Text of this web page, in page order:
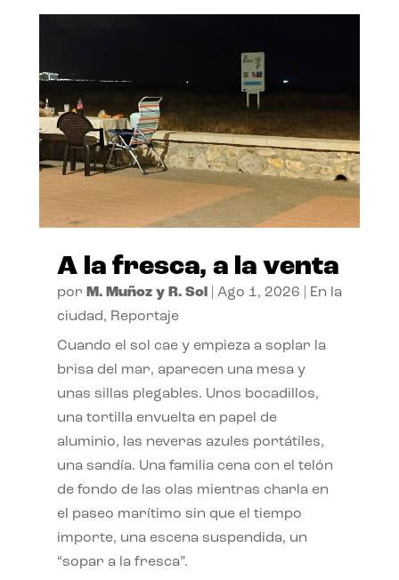
A la fresca, a la venta
por M. Muñoz y R. Sol| Ago 1, 2026
En la
ciudad, Reportaje
Cuando el sol cae y empieza a soplar la
brisa del mar, aparecen una mesa y
unas sillas plegables. Unos bocadillos,
una tortilla envuelta en papel de
aluminio, las neveras azules portátiles,
una sandía. Una familia cena con el telón
de fondo de las olas mientras charla en
el paseo marítimo sin que el tiempo
importe, una escena suspendida, un
“sopar a la fresca”.